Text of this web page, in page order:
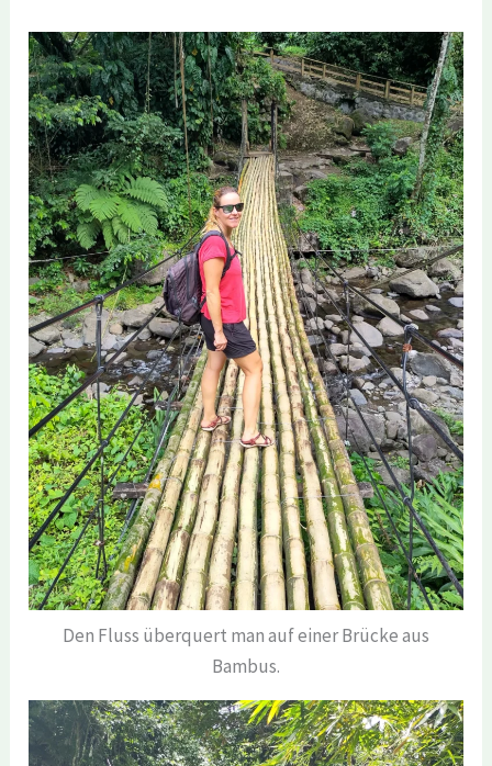
Den Fluss überquert man auf einer Brücke aus
Bambus.